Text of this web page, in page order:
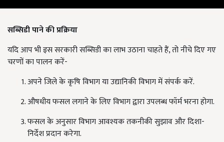
सब्सिडी पाने की प्रक्रिया
यदि आप भी इस सरकारी सब्सिडी का लाभ उठाना चाहते हैं, तो नीचे दिए गए
चरणों का पालन करें-
अपने जिले के कृषि विभाग या उद्यानिकी विभाग में संपर्क करें.
औषधीय फसल लगाने के लिए विभाग द्वारा उपलब्ध फॉर्म भरना होगा.
फसल के अनुसार विभाग आवश्यक तकनीकी सुझाव और दिशा-
निर्देश प्रदान करेगा.